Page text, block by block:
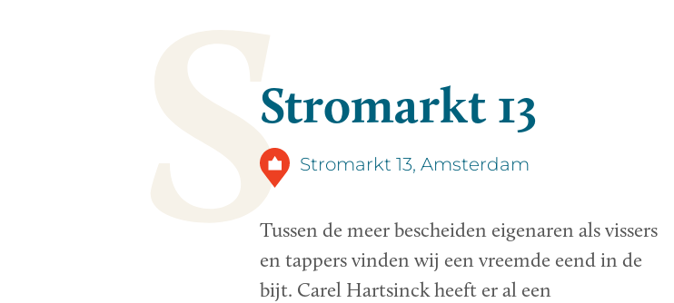
S
Stromarkt 13
Stromarkt 13, Amsterdam
Tussen de meer bescheiden eigenaren als vissers
en tappers vinden wij een vreemde eend in de
bijt. Carel Hartsinck heeft er al een